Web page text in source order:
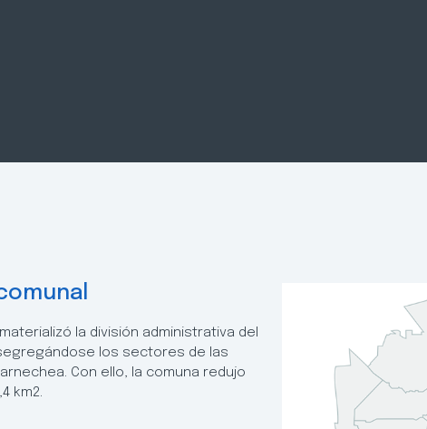
la división administrativa del
los sectores de las
Con ello, la comuna redujo
km2.